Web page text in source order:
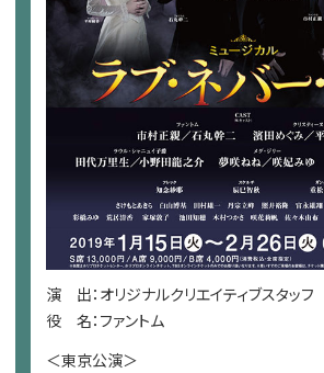
演 出：オリジナルクリエイティブスタッフ
役 名：ファントム
＜東京公演＞